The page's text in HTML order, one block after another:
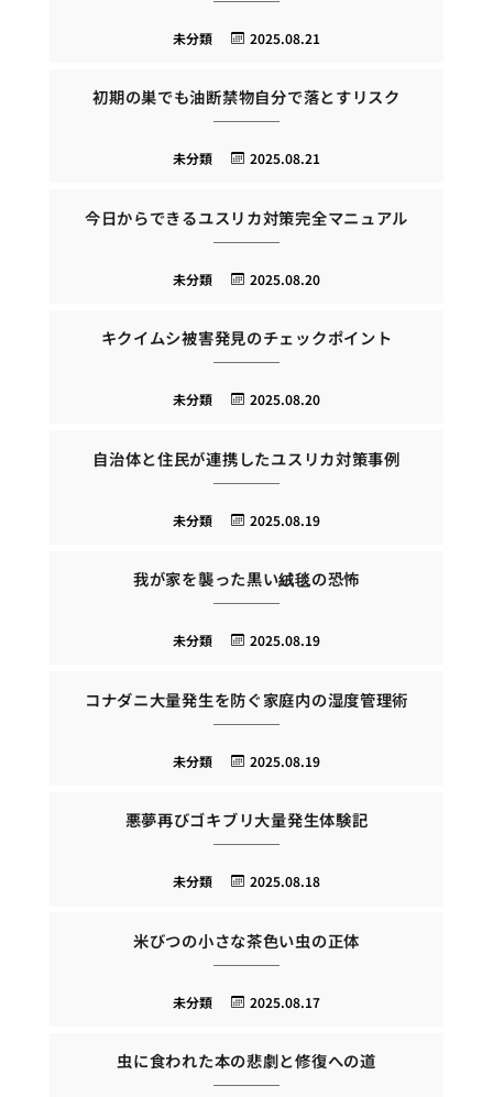
2025.08.21
未分類
初期の巣でも油断禁物自分で落とすリスク
2025.08.21
未分類
今日からできるユスリカ対策完全マニュアル
2025.08.20
未分類
キクイムシ被害発見のチェックポイント
2025.08.20
未分類
自治体と住民が連携したユスリカ対策事例
2025.08.19
未分類
我が家を襲った黒い絨毯の恐怖
2025.08.19
未分類
コナダニ大量発生を防ぐ家庭内の湿度管理術
2025.08.19
未分類
悪夢再びゴキブリ大量発生体験記
2025.08.18
未分類
米びつの小さな茶色い虫の正体
2025.08.17
未分類
虫に食われた本の悲劇と修復への道